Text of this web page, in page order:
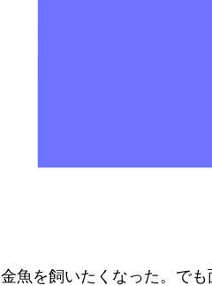
金魚を飼いたくなった。で